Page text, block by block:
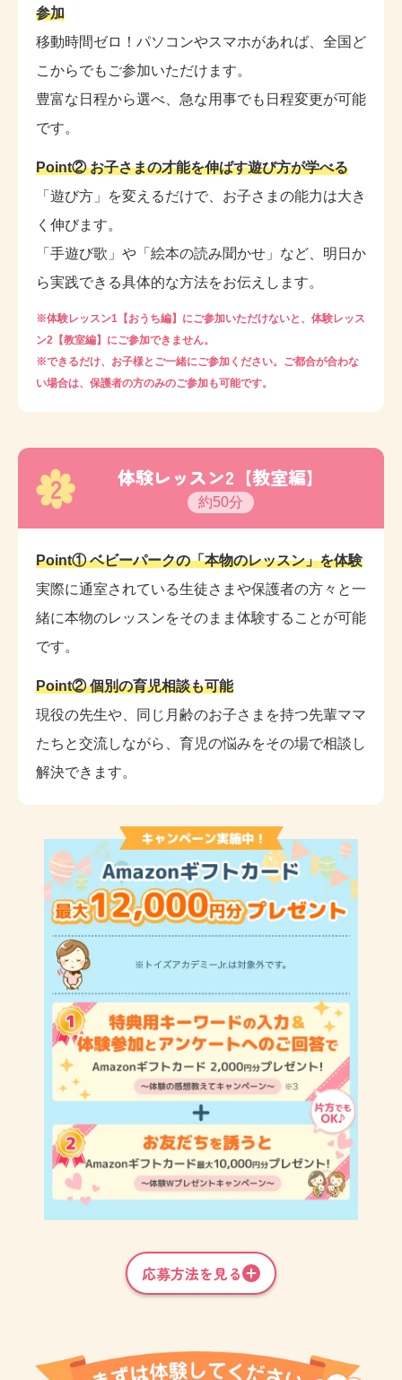
参加
移動時間ゼロ！パソコンやスマホがあれば、全国ど
こからでもご参加いただけます。
豊富な日程から選べ、急な用事でも日程変更が可能
です。
Point② お子さまの才能を伸ばす遊び方が学べる
「遊び方」を変えるだけで、お子さまの能力は大き
く伸びます。
「手遊び歌」や「絵本の読み聞かせ」など、明日か
ら実践できる具体的な方法をお伝えします。
※体験レッスン1【おうち編】にご参加いただけないと、体験レッス
ン2【教室編】にご参加できません。
※できるだけ、お子様とご一緒にご参加ください。ご都合が合わな
い場合は、保護者の方のみのご参加も可能です。
2 体験レッスン2【教室編】
約50分
Point① ベビーパークの「本物のレッスン」を体験
実際に通室されている生徒さまや保護者の方々と一
緒に本物のレッスンをそのまま体験することが可能
です。
Point② 個別の育児相談も可能
現役の先生や、同じ月齢のお子さまを持つ先輩ママ
たちと交流しながら、育児の悩みをその場で相談し
解決できます。
応募方法を見る